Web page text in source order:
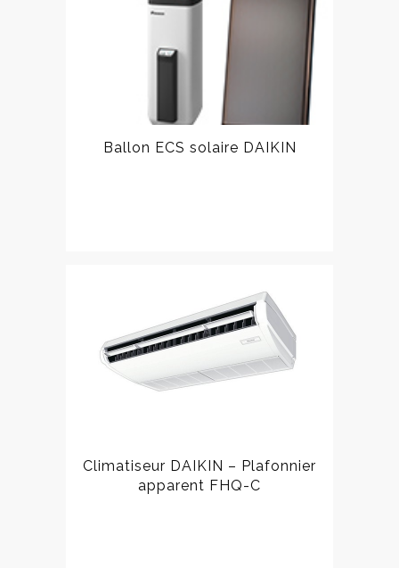
Ballon ECS solaire DAIKIN
Climatiseur DAIKIN – Plafonnier
apparent FHQ-C